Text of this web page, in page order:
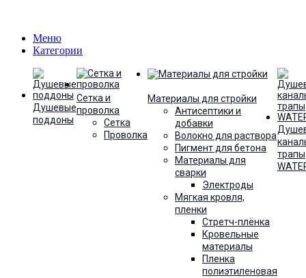
Меню
Категории
Душевые
поддоны
Сетка и
проволка
Сетка
Проволка
Материалы для стройки
Антисептики и
добавки
Волокно для раствора
Пигмент для бетона
Материалы для
сварки
Электроды
Мягкая кровля,
пленки
Стретч-плёнка
Кровельные
материалы
Пленка
полиэтиленовая
трапы